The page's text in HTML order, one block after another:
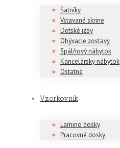
Šatníky
Vstavané skrine
Detské izby
Obývacie zostavy
Spálňový nábytok
Kancelársky nábytok
Ostatné
Vzorkovník
Lamino dosky
Pracovné dosky